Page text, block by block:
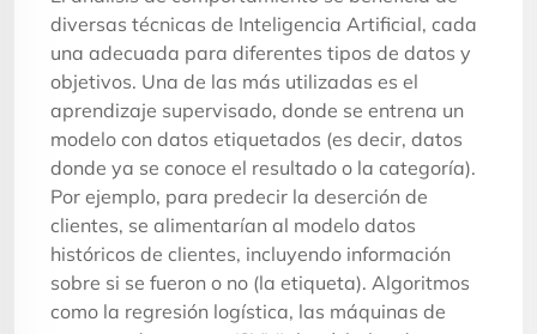
diversas técnicas de Inteligencia Artificial, cada
una adecuada para diferentes tipos de datos y
objetivos. Una de las más utilizadas es el
aprendizaje supervisado, donde se entrena un
modelo con datos etiquetados (es decir, datos
donde ya se conoce el resultado o la categoría).
Por ejemplo, para predecir la deserción de
clientes, se alimentarían al modelo datos
históricos de clientes, incluyendo información
sobre si se fueron o no (la etiqueta). Algoritmos
como la regresión logística, las máquinas de